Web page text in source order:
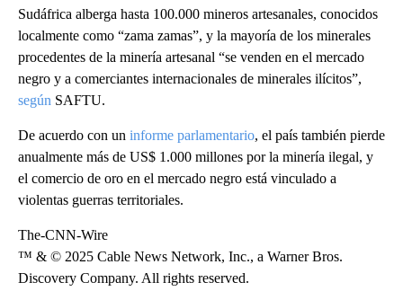
Sudáfrica alberga hasta 100.000 mineros artesanales, conocidos
localmente como “zama zamas”, y la mayoría de los minerales
procedentes de la minería artesanal “se venden en el mercado
negro y a comerciantes internacionales de minerales ilícitos”,
según SAFTU.
De acuerdo con un informe parlamentario, el país también pierde
anualmente más de US$ 1.000 millones por la minería ilegal, y
el comercio de oro en el mercado negro está vinculado a
violentas guerras territoriales.
The-CNN-Wire
™ & © 2025 Cable News Network, Inc., a Warner Bros.
Discovery Company. All rights reserved.